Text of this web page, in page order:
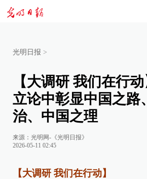
光明日报 >
【大调研 我们在行
立论中彰显中国之路
治、中国之理
来源： 光明网-《光明日报》
2026-05-11 02:45
【大调研 我们在行动】